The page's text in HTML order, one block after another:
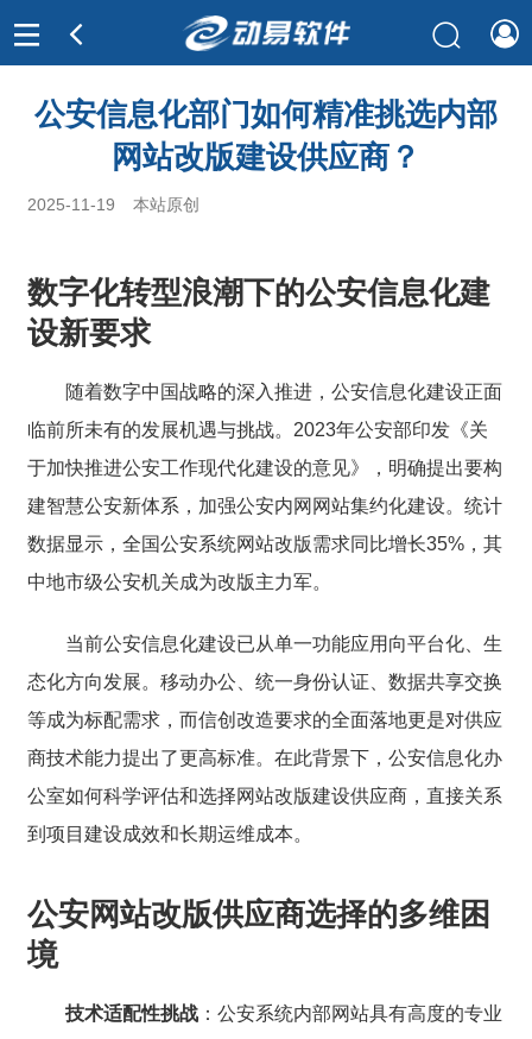
公安信息化部门如何精准挑选内部
网站改版建设供应商？
2025-11-19 本站原创
数字化转型浪潮下的公安信息化建
设新要求
随着数字中国战略的深入推进，公安信息化建设正面
临前所未有的发展机遇与挑战。2023年公安部印发《关
于加快推进公安工作现代化建设的意见》，明确提出要构
建智慧公安新体系，加强公安内网网站集约化建设。统计
数据显示，全国公安系统网站改版需求同比增长35%，其
中地市级公安机关成为改版主力军。
当前公安信息化建设已从单一功能应用向平台化、生
态化方向发展。移动办公、统一身份认证、数据共享交换
等成为标配需求，而信创改造要求的全面落地更是对供应
商技术能力提出了更高标准。在此背景下，公安信息化办
公室如何科学评估和选择网站改版建设供应商，直接关系
到项目建设成效和长期运维成本。
公安网站改版供应商选择的多维困
境
技术适配性挑战：公安系统内部网站具有高度的专业